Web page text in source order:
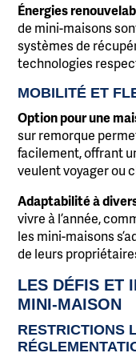
Énergies
de mini-maisons
systèmes de
technologies
MOBILITÉ ET
Option pour une
sur remorque
facilement, offrant
veulent voyager ou
Adaptabilité à
vivre à l’année,
les mini-maisons
de leurs
LES DÉFIS ET
MINI-MAISON
RESTRICTIONS